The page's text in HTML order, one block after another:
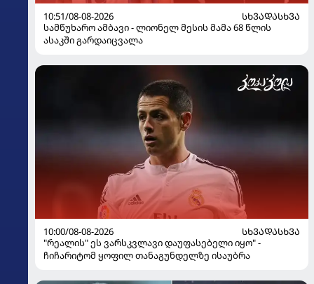
10:51/08-08-2026
ᲡᲮᲕᲐᲓᲐᲡᲮᲕᲐ
სამწუხარო ამბავი - ლიონელ მესის მამა 68 წლის
ასაკში გარდაიცვალა
10:00/08-08-2026
ᲡᲮᲕᲐᲓᲐᲡᲮᲕᲐ
"რეალის" ეს ვარსკვლავი დაუფასებელი იყო" -
ჩიჩარიტომ ყოფილ თანაგუნდელზე ისაუბრა